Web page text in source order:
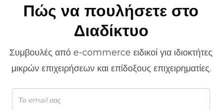
Πώς να πουλήσετε στο
Διαδίκτυο
Συμβουλές από e-commerce ειδικοί για ιδιοκτήτες
μικρών επιχειρήσεων και επίδοξους επιχειρηματίες.